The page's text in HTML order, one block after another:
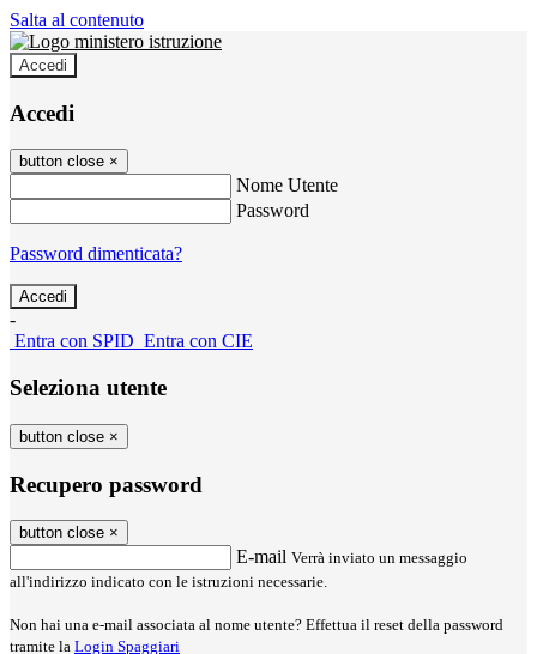
Salta al contenuto
Accedi
Accedi
button close ×
Nome Utente
Password
Password dimenticata?
-
Entra con SPID Entra con CIE
Seleziona utente
button close ×
Recupero password
button close ×
E-mail Verrà inviato un messaggio
all'indirizzo indicato con le istruzioni necessarie.
Non hai una e-mail associata al nome utente? Effettua il reset della password
tramite la Login Spaggiari